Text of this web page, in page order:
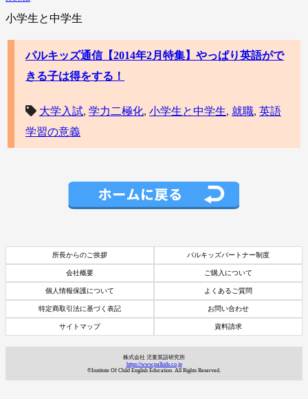
小学生と中学生
パルキッズ通信【2014年2月特集】やっぱり英語がで
きる子は得をする！
大学入試, 学力二極化, 小学生と中学生, 就職, 英語
学習の意義
所長からのご挨拶 パルキッズパートナー制度
会社概要 ご購入について
個人情報保護について よくあるご質問
特定商取引法に基づく表記 お問い合わせ
サイトマップ 資料請求
株式会社 児童英語研究所
https://www.palkids.co.jp
©Institute Of Child English Education. All Rights Reserved.